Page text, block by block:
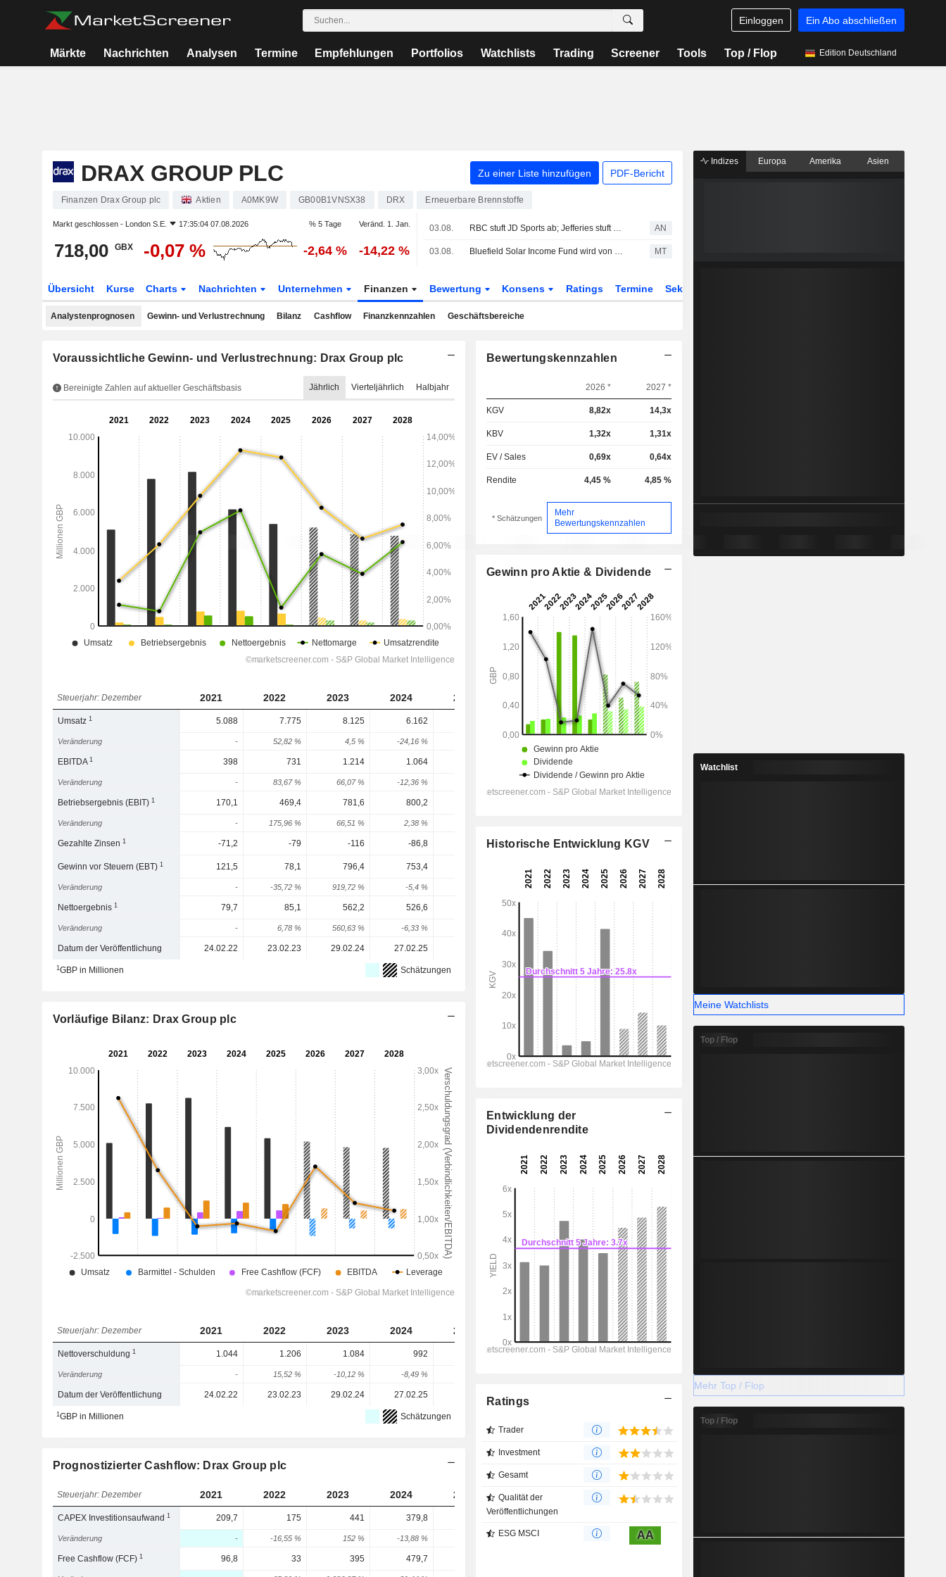
Einloggen Ein Abo abschließen
Märkte Nachrichten Analysen Termine Empfehlungen Portfolios Watchlists Trading Screener Tools Top / Flop Edition Deutschland
DRAX GROUP PLC Zu einer Liste hinzufügen PDF-Bericht
Finanzen Drax Group plc Aktien A0MK9W GB00B1VNSX38 DRX Erneuerbare Brennstoffe
Markt geschlossen - London S.E. 17:35:04 07.08.2026 % 5 Tage Veränd. 1. Jan.
718,00 GBX -0,07 % -2,64 % -14,22 %
03.08. RBC stuft JD Sports ab; Jefferies stuft Severn Trent ab AN
03.08. Bluefield Solar Income Fund wird von der Londoner Börse genommen MT
Übersicht Kurse Charts Nachrichten Unternehmen Finanzen Bewertung Konsens Ratings Termine Sektor
Analystenprognosen Gewinn- und Verlustrechnung Bilanz Cashflow Finanzkennzahlen Geschäftsbereiche
Voraussichtliche Gewinn- und Verlustrechnung: Drax Group plc
Bereinigte Zahlen auf aktueller Geschäftsbasis Jährlich Vierteljährlich Halbjahr
Steuerjahr: Dezember 2021 2022 2023 2024 2025 2026 2027 2028
Umsatz1 5.088 7.775 8.125 6.162 5.199 4.818
Veränderung - 52,82 % 4,5 % -24,16 %
EBITDA1 398 731 1.214 1.064 686,7
Veränderung - 83,67 % 66,07 % -12,36 % -17,89 %
Betriebsergebnis (EBIT)1 170,1 469,4 781,6 800,2
Veränderung - 175,96 % 66,51 % 2,38 %
Gezahlte Zinsen1 -71,2 -79 -116 -86,8 -56,1 -97 -122 -75
Gewinn vor Steuern (EBT)1 121,5 78,1 796,4 753,4 359 241
Veränderung - -35,72 % 919,72 % -5,4 % 89,45 % -32,87 % 66,39 %
Nettoergebnis1 79,7 85,1 562,2 526,6 276,1 185,6
Veränderung - 6,78 % 560,63 % -6,33 % 278,22 % -32,78 % 58,94 %
Datum der Veröffentlichung 24.02.22 23.02.23 29.02.24 27.02.25 -
1GBP in Millionen Schätzungen
Vorläufige Bilanz: Drax Group plc
Steuerjahr: Dezember 2021 2022 2023 2024 2025 2026 2027 2028
Nettoverschuldung1 1.044 1.206 1.084 992 784 1.167 681 680
Veränderung - 15,52 % -10,12 % -8,49 %
Datum der Veröffentlichung 24.02.22 23.02.23 29.02.24 27.02.25 26.02.26
1GBP in Millionen Schätzungen
Prognostizierter Cashflow: Drax Group plc
Steuerjahr: Dezember 2021 2022 2023 2024 2025 2026 2027 2028
CAPEX Investitionsaufwand1 209,7 175 441 379,8 222,6
Veränderung - -16,55 % 152 % -13,88 % -25,75 % -21,06 % 7,7 % -21,12 %
Free Cashflow (FCF)1 96,8 33 395 479,7
Bewertungskennzahlen
2026 * 2027 *
KGV 8,82x 14,3x
KBV 1,32x 1,31x
EV / Sales 0,69x 0,64x
Rendite 4,45 % 4,85 %
* Schätzungen
Mehr
Bewertungskennzahlen
Gewinn pro Aktie & Dividende
Historische Entwicklung KGV
Entwicklung der
Dividendenrendite
Ratings
Trader
Investment
Gesamt
Qualität der
Veröffentlichungen
ESG MSCI AA
Indizes Europa Amerika Asien
Watchlist
Meine Watchlists
Top / Flop
Mehr Top / Flop
Top / Flop